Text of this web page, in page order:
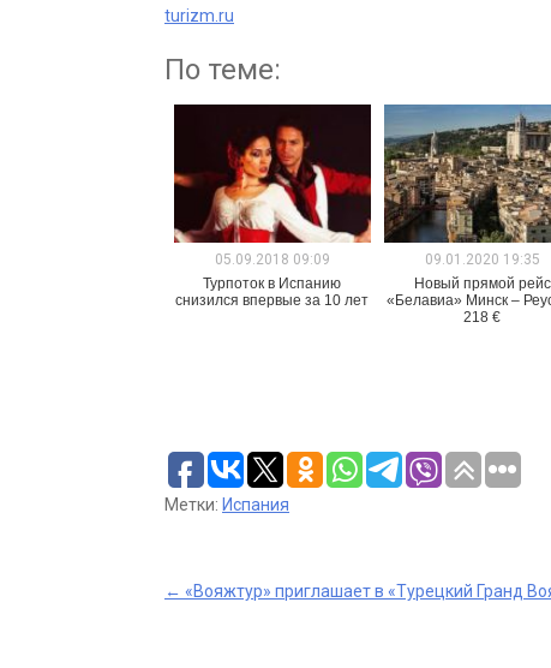
turizm.ru
По теме:
05.09.2018 09:09
Турпоток в Испанию
снизился впервые за 10 лет
09.01.2020 19:35
Новый прямой рейс
«Белавиа» Минск –
218 €
Метки: Испания
Post
← «Вояжтур» приглашает в «Турецкий Гранд